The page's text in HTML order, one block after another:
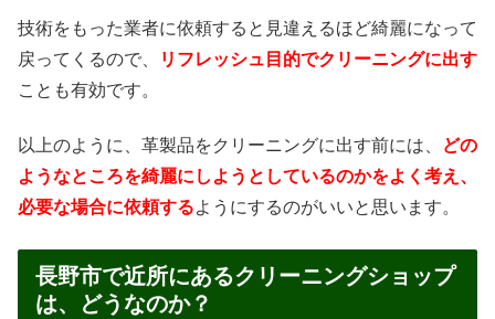
技術をもった業者に依頼すると見違えるほど綺麗になって
戻ってくるので、
リフレッシュ目的でクリーニングに出す
ことも有効です。
以上のように、革製品をクリーニングに出す前には、
どの
ようなところを綺麗にしようとしているのかをよく考え、
必要な場合に依頼するようにするのがいいと思います。
長野市で近所にあるクリーニングショップ
は、どうなのか？